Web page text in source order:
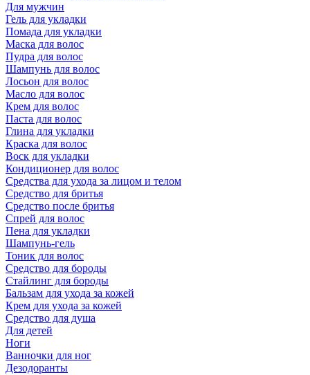
Для мужчин
Гель для укладки
Помада для укладки
Маска для волос
Пудра для волос
Шампунь для волос
Лосьон для волос
Масло для волос
Крем для волос
Паста для волос
Глина для укладки
Краска для волос
Воск для укладки
Кондиционер для волос
Средства для ухода за лицом и телом
Средство для бритья
Средство после бритья
Спрей для волос
Пена для укладки
Шампунь-гель
Тоник для волос
Средство для бороды
Стайлинг для бороды
Бальзам для ухода за кожей
Крем для ухода за кожей
Средство для душа
Для детей
Ноги
Ванночки для ног
Дезодоранты